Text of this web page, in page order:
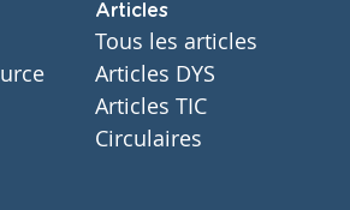
communication,
discussion, gestion de classe,
harcèlement, prévention
Articles
Tous les articles
Articles DYS
Articles TIC
Circulaires